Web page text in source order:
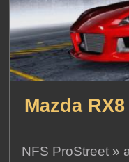
Mazda
NFS ProStreet »